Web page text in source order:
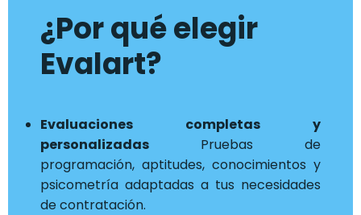
¿Por qué elegir
Evalart?
Evaluaciones completas y
personalizadas Pruebas de
programación, aptitudes, conocimientos y
psicometría adaptadas a tus necesidades
de contratación.